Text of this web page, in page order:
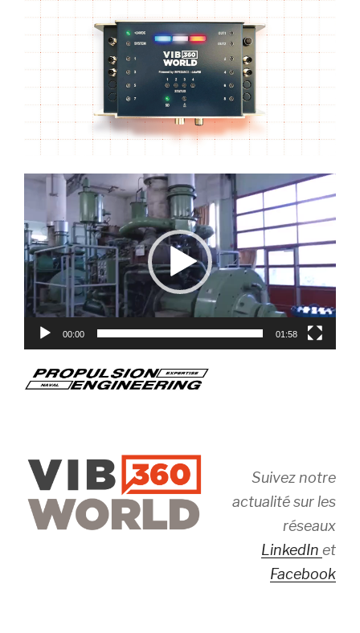
Lecteur
00:00 01:58
Suivez notre
actualité sur les
réseaux
LinkedIn et
Facebook